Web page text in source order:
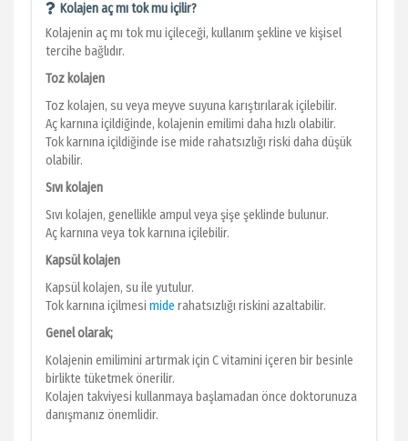
Kolajen aç mı tok mu içilir?
Kolajenin aç mı tok mu içileceği, kullanım şekline ve kişisel
tercihe bağlıdır.
Toz kolajen
Toz kolajen, su veya meyve suyuna karıştırılarak içilebilir.
Aç karnına içildiğinde, kolajenin emilimi daha hızlı olabilir.
Tok karnına içildiğinde ise mide rahatsızlığı riski daha düşük
olabilir.
Sıvı kolajen
Sıvı kolajen, genellikle ampul veya şişe şeklinde bulunur.
Aç karnına veya tok karnına içilebilir.
Kapsül kolajen
Kapsül kolajen, su ile yutulur.
Tok karnına içilmesi mide rahatsızlığı riskini azaltabilir.
Genel olarak;
Kolajenin emilimini artırmak için C vitamini içeren bir besinle
birlikte tüketmek önerilir.
Kolajen takviyesi kullanmaya başlamadan önce doktorunuza
danışmanız önemlidir.